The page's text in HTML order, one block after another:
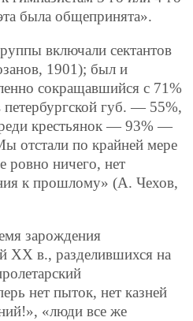
была общепринята».
включали сектантов
1901); был и
сокращавшийся с 71%
губ. — 55%,
крестьянок — 93% —
по крайней мере
ровно ничего, нет
к прошлому» (А. Чехов,
зарождения
XX в., разделившихся на
нет пыток, нет казней
«люди все же